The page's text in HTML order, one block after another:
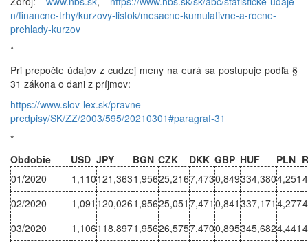
n/financne-trhy/kurzovy-listok/mesacne-kumulativne-a-rocne-
prehlady-kurzov
*
Pri prepočte údajov z cudzej meny na eurá sa postupuje podľa §
31 zákona o dani z príjmov:
https://www.slov-lex.sk/pravne-
predpisy/SK/ZZ/2003/595/20210301#paragraf-31
*
Obdobie
USD JPY BGN CZK DKK GBP HUF PLN
01/2020
1,110121,3631,95625,2167,4730,849334,3804,251
02/2020
1,091 120,0261,95625,051 7,471 0,841 337,171 4,277
03/2020
1,106118,8971,95626,5757,4700,895345,6824,441